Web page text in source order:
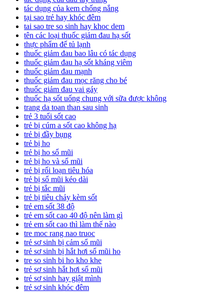
tác dụng của kem chống nắng
tại sao trẻ hay khóc đêm
tai sao tre so sinh hay khoc dem
tên các loại thuốc giảm đau hạ sốt
thực phẩm để tủ lạnh
thuốc giảm đau bao lâu có tác dụng
thuốc giảm đau hạ sốt kháng viêm
thuốc giảm đau mạnh
thuốc giảm đau mọc răng cho bé
thuốc giảm đau vai gáy
thuốc hạ sốt uống chung với sữa được không
trang da toan than sau sinh
trẻ 3 tuổi sốt cao
trẻ bị cúm a sốt cao không hạ
trẻ bị đầy bụng
trẻ bị ho
trẻ bị ho sổ mũi
trẻ bị ho và sổ mũi
trẻ bị rối loạn tiêu hóa
trẻ bị sổ mũi kéo dài
trẻ bị tắc mũi
trẻ bị tiêu chảy kèm sốt
trẻ em sốt 38 độ
trẻ em sốt cao 40 độ nên làm gì
trẻ em sốt cao thì làm thế nào
tre moc rang nao truoc
trẻ sơ sinh bị cảm sổ mũi
trẻ sơ sinh bị hắt hơi sổ mũi ho
tre so sinh bi ho kho khe
trẻ sơ sinh hắt hơi sổ mũi
trẻ sơ sinh hay giật mình
trẻ sơ sinh khóc đêm